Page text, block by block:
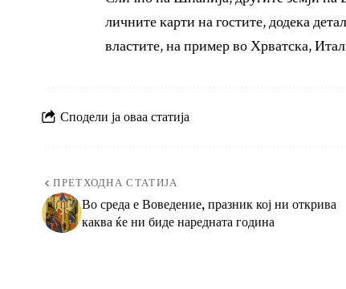
личните карти на гостите, додека
властите, на пример во Хрватска,
Сподели ја оваа статија
ПРЕТХОДНА СТАТИЈА
Во среда е Воведение, празник кој ни открива
каква ќе ни биде наредната година